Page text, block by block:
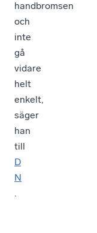
handbromsen
och
inte
gå
vidare
helt
enkelt,
säger
han
till
D
N
.